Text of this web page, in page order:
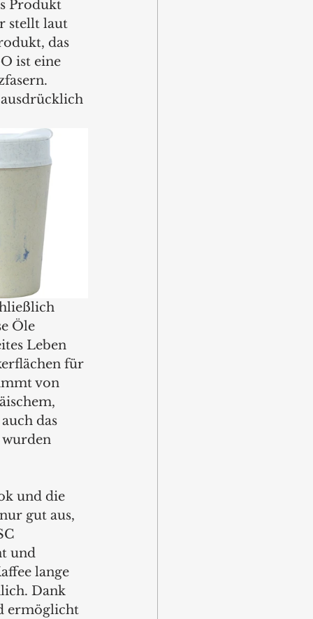
Produkt
stellt laut
das
ist eine
Öle
Leben
für
von
das
und die
gut aus,
und
lange
Dank
ermöglicht